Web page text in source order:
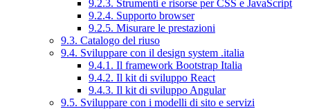
9.2.3. Strumenti e risorse per CSS e JavaScript
9.2.4. Supporto browser
9.2.5. Misurare le prestazioni
9.3. Catalogo del riuso
9.4. Sviluppare con il design system .italia
9.4.1. Il framework Bootstrap Italia
9.4.2. Il kit di sviluppo React
9.4.3. Il kit di sviluppo Angular
9.5. Sviluppare con i modelli di sito e servizi